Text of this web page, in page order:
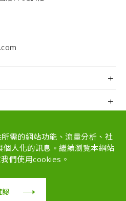
需的網站功能、流量分析、社
人化的訊息。繼續瀏覽本網站
們使用cookies。
認
Champion Co., Ltd. All rights